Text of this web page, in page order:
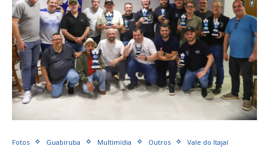
Fotos Guabiruba Multimídia Outros Vale do Itajaí